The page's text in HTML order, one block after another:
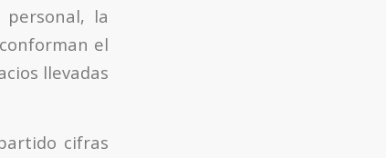
personal, la
el
llevadas
cifras